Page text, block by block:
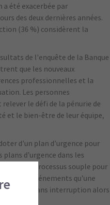
été exacerbée par
des deux dernières années.
(36 %) considèrent la
de l’enquête de la Banque
que les nouveaux
professionnelles et la
Les personnes
le défi de la pénurie de
et le bien-être de leur équipe,
d’un plan d’urgence pour
d’urgence dans les
d’un processus souple pour
les événements qu’une
sans interruption alors